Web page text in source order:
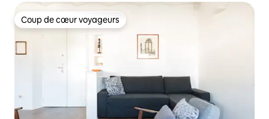
Coup de cœur voyageurs
Coup de cœur voyageurs